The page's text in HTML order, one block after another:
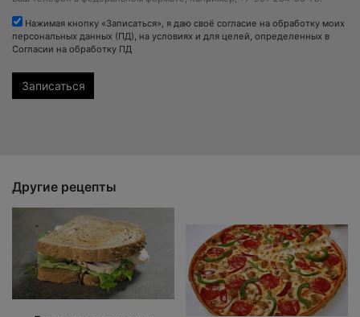
Нажимая кнопку «Записаться», я даю своё согласие на обработку моих
персональных данных (ПД), на условиях и для целей, определенных в
Согласии на обработку ПД
Другие рецепты